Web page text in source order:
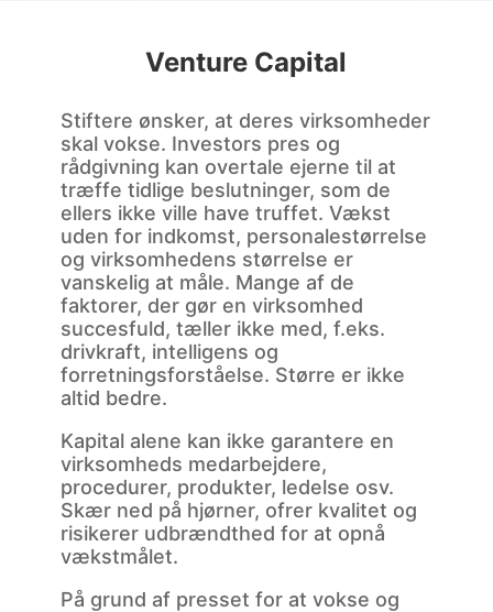
Venture Capital
Stiftere ønsker, at deres virksomheder
skal vokse. Investors pres og
rådgivning kan overtale ejerne til at
træffe tidlige beslutninger, som de
ellers ikke ville have truffet. Vækst
uden for indkomst, personalestørrelse
og virksomhedens størrelse er
vanskelig at måle. Mange af de
faktorer, der gør en virksomhed
succesfuld, tæller ikke med, f.eks.
drivkraft, intelligens og
forretningsforståelse. Større er ikke
altid bedre.
Kapital alene kan ikke garantere en
virksomheds medarbejdere,
procedurer, produkter, ledelse osv.
Skær ned på hjørner, ofrer kvalitet og
risikerer udbrændthed for at opnå
vækstmålet.
På grund af presset for at vokse og